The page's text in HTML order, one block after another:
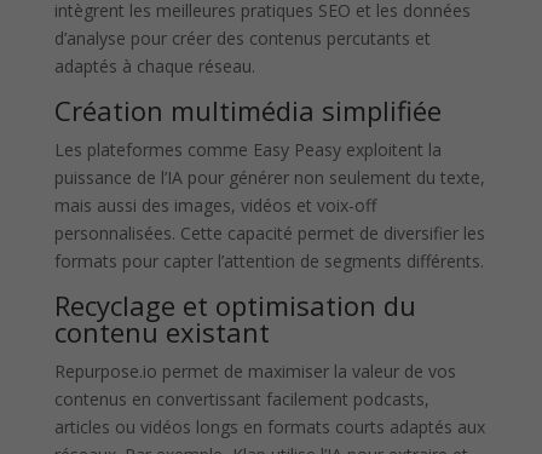
intègrent les meilleures pratiques SEO et les données
d’analyse pour créer des contenus percutants et
adaptés à chaque réseau.
Création multimédia simplifiée
Les plateformes comme Easy Peasy exploitent la
puissance de l’IA pour générer non seulement du texte,
mais aussi des images, vidéos et voix-off
personnalisées. Cette capacité permet de diversifier les
formats pour capter l’attention de segments différents.
Recyclage et optimisation du
contenu existant
Repurpose.io permet de maximiser la valeur de vos
contenus en convertissant facilement podcasts,
articles ou vidéos longs en formats courts adaptés aux